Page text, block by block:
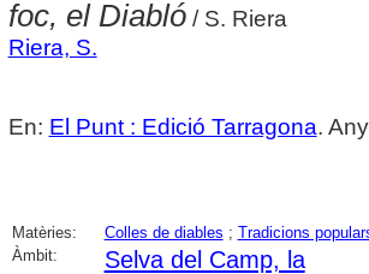
foc, el Diabló/ S. Riera
Riera, S.
En: El Punt : Edició Tarragona.
Matèries: Colles de diables ; Tradicions
Àmbit:
Selva del Camp, la